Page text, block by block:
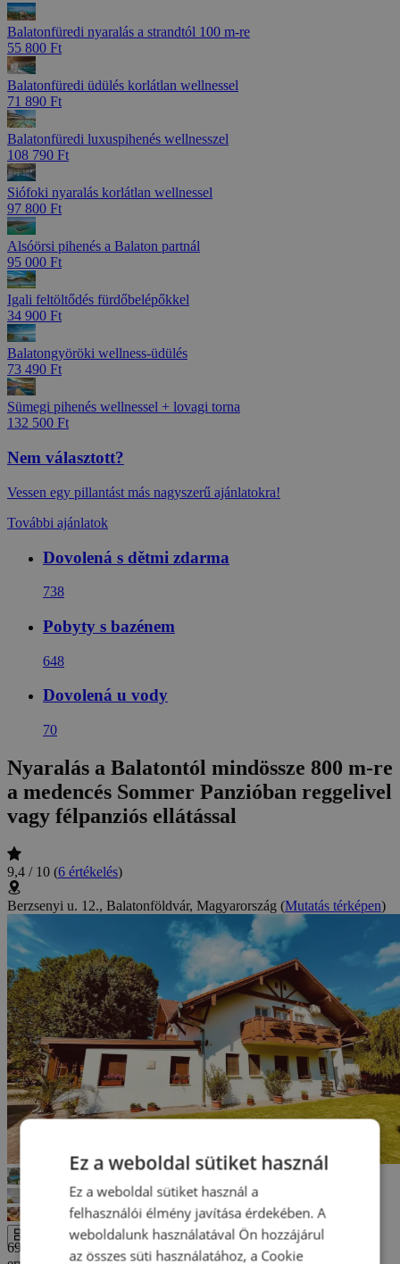
Balatonfüredi nyaralás a strandtól 100 m-re
55 800 Ft
Balatonfüredi üdülés korlátlan wellnessel
71 890 Ft
Balatonfüredi luxuspihenés wellnesszel
108 790 Ft
Siófoki nyaralás korlátlan wellnessel
97 800 Ft
Alsóörsi pihenés a Balaton partnál
95 000 Ft
Igali feltöltődés fürdőbelépőkkel
34 900 Ft
Balatongyöröki wellness-üdülés
73 490 Ft
Sümegi pihenés wellnessel + lovagi torna
132 500 Ft
Nem választott?
Vessen egy pillantást más nagyszerű ajánlatokra!
További ajánlatok
Dovolená s dětmi zdarma
738
Pobyty s bazénem
648
Dovolená u vody
70
Nyaralás a Balatontól mindössze 800 m-re
a medencés Sommer Panzióban reggelivel
vagy félpanziós ellátással
9,4 / 10 (6 értékelés)
Berzsenyi u. 12., Balatonföldvár, Magyarország (Mutatás térképen)
Az egész galéria
69 800 Ft-tól
Ez a weboldal sütiket használ
Ez a weboldal sütiket használ a
felhasználói élmény javítása érdekében. A
weboldalunk használatával Ön hozzájárul
az összes süti használatához, a Cookie